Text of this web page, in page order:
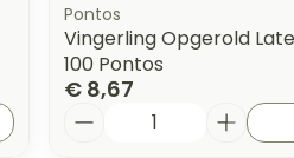
Pontos
Vingerling Opgerold
100 Pontos
€ 8,67